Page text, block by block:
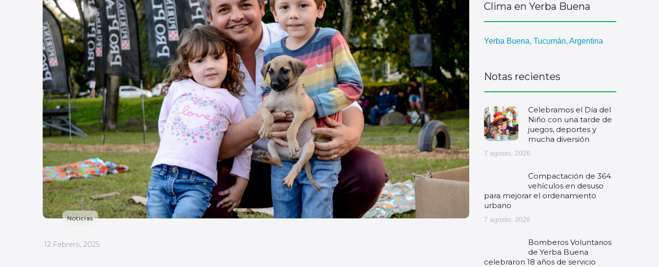
Noticias
_
12 Febrero, 2025
Clima en Yerba Buena
Yerba Buena, Tucumán, Argentina
Notas recientes
Celebramos el Día del
Niño con una tarde de
juegos, deportes y
mucha diversión
7 agosto, 2026
Compactación de 364
vehículos en desuso
para mejorar el ordenamiento
urbano
7 agosto, 2026
Bomberos Voluntarios
de Yerba Buena
celebraron 18 años de servicio